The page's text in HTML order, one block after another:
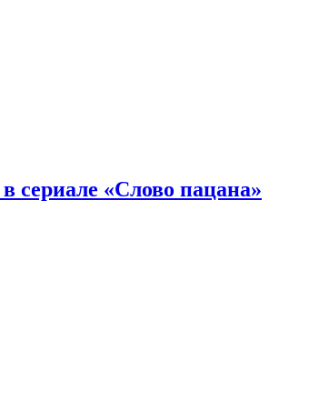
сериале «Слово пацана»